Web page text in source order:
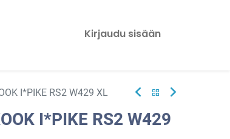
Kirjaudu sisään
I*PIKE RS2 W429 XL
I*PIKE RS2 W429